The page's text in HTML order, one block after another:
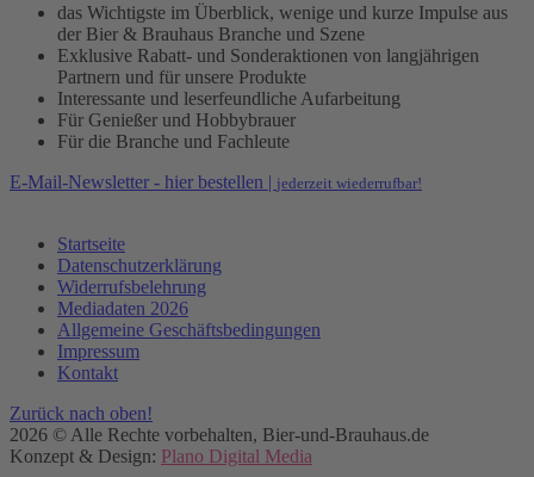
das Wichtigste im Überblick, wenige und kurze Impulse aus
der Bier & Brauhaus Branche und Szene
Exklusive Rabatt- und Sonderaktionen von langjährigen
Partnern und für unsere Produkte
Interessante und leserfeundliche Aufarbeitung
Für Genießer und Hobbybrauer
Für die Branche und Fachleute
E-Mail-Newsletter - hier bestellen | jederzeit wiederrufbar!
Startseite
Datenschutzerklärung
Widerrufsbelehrung
Mediadaten 2026
Allgemeine Geschäftsbedingungen
Impressum
Kontakt
Zurück nach oben!
2026 © Alle Rechte vorbehalten, Bier-und-Brauhaus.de
Konzept & Design: Plano Digital Media